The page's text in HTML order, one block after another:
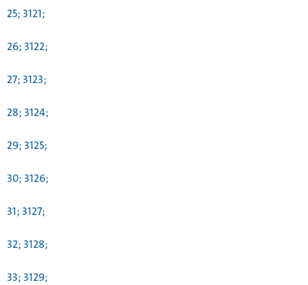
25; 3121;
26; 3122;
27; 3123;
28; 3124;
29; 3125;
30; 3126;
31; 3127;
32; 3128;
33; 3129;